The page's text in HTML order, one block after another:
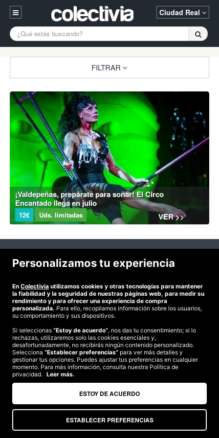
Ciudad Real
Entrar
¿Necesitas ayuda? Escríbenos
Burgos
Gijón Huesca Logroño
Madrid Oviedo Palencia
Pamplona Santander Tarragona
Valencia Vitoria
FILTRAR
¡Valdepeñas, prepárate para soñar! El Circo
Encantado llega en julio
12€ Uds. limitadas VER >>
©2026 Colectivia
Estudio turismo de verano 2020
Compra segura
Te garantizamos el pago en todas tus compras
Somos agencia de viajes. CIE: 2313
Personalizamos tu experiencia
En Colectivia utilizamos cookies y otras tecnologías para mantener
la fiabilidad y la seguridad de nuestras páginas web, para medir su
rendimiento y para ofrecer una experiencia de compra
personalizada. Para ello, recopilamos información sobre los usuarios,
su comportamiento y sus dispositivos.
Si seleccionas “Estoy de acuerdo”, nos das tu consentimiento; si lo
rechazas, utilizaremos solo las cookies esenciales y,
desafortunadamente, no recibirás ningún contenido personalizado.
Selecciona “Establecer preferencias” para ver más detalles y
gestionar tus opciones. Puedes ajustar tus preferencias en cualquier
momento. Para más información, consulta nuestra Política de
privacidad. Leer más.
ESTABLECER PREFERENCIAS
ESTOY DE ACUERDO